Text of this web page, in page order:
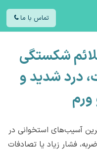
تماس با ما
شکستگی
شدید و
ورم
آسیب‌های استخوانی در
فشار زیاد یا تصادفات